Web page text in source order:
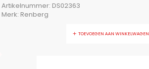
Artikelnummer: DS02363
Merk: Renberg
TOEVOEGEN AAN WINKELWAGEN